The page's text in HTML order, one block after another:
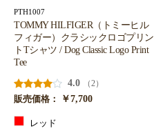
PTH1007
TOMMY HILFIGER（トミーヒル
フィガー）クラシックロゴプリン
トTシャツ / Dog Classic Logo Print
Tee
4.0
（2）
販売価格：
￥7,700
レッド